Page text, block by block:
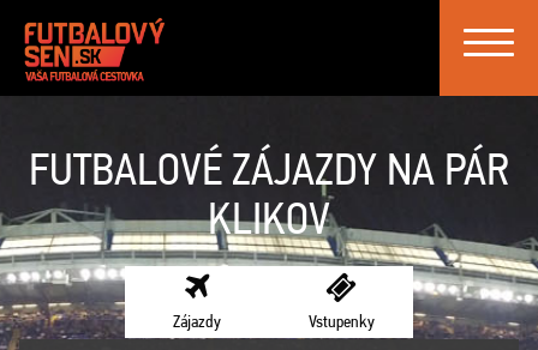
Toggle
FUTBALOVÉ ZÁJAZDY NA PÁR
KLIKOV
Zájazdy Vstupenky